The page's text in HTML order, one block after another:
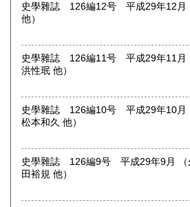
史學雜誌 126編12号 平成29年12月 （長野壮一/久野洋
他）
史學雜誌 126編11号 平成29年11月 （神戸航介/渡辺節夫/
洪性珉 他）
史學雜誌 126編10号 平成29年10月 （杉森玲子/井上敬介/
松本和久 他）
史學雜誌 126編9号 平成29年9月 （久保茉莉子/米田穣/右
田裕規 他）